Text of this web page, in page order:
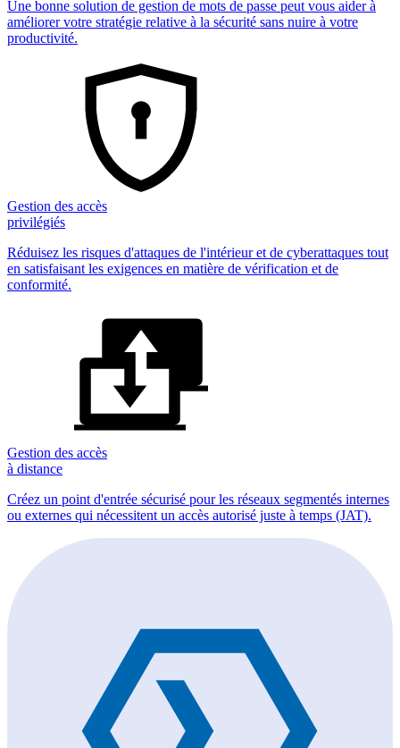
Une bonne solution de gestion de mots de passe peut vous aider à
améliorer votre stratégie relative à la sécurité sans nuire à votre
productivité.
Gestion des accès
privilégiés
Réduisez les risques d'attaques de l'intérieur et de cyberattaques tout
en satisfaisant les exigences en matière de vérification et de
conformité.
Gestion des accès
à distance
Créez un point d'entrée sécurisé pour les réseaux segmentés internes
ou externes qui nécessitent un accès autorisé juste à temps (JAT).